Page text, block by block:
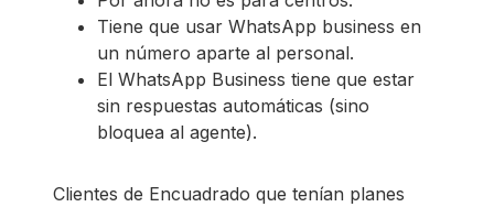
Tiene que usar WhatsApp business en
un número aparte al personal.
El WhatsApp Business tiene que estar
sin respuestas automáticas (sino
bloquea al agente).
Clientes de Encuadrado que tenían planes